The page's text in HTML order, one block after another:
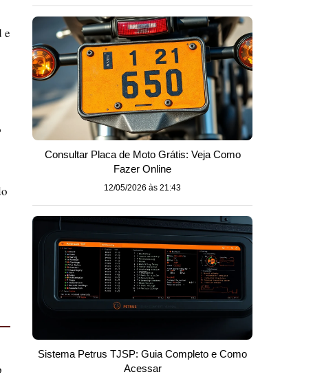
e
Consultar Placa de Moto Grátis: Veja Como
Fazer Online
12/05/2026 às 21:43
Sistema Petrus TJSP: Guia Completo e Como
Acessar